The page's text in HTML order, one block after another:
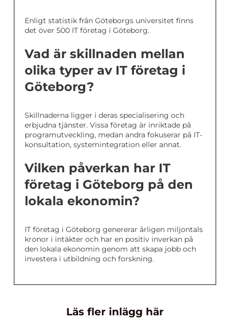
Enligt statistik från Göteborgs universitet finns
det över 500 IT företag i Göteborg.
Vad är skillnaden mellan
olika typer av IT företag i
Göteborg?
Skillnaderna ligger i deras specialisering och
erbjudna tjänster. Vissa företag är inriktade på
programutveckling, medan andra fokuserar på IT-
konsultation, systemintegration eller annat.
Vilken påverkan har IT
företag i Göteborg på den
lokala ekonomin?
IT företag i Göteborg genererar årligen miljontals
kronor i intäkter och har en positiv inverkan på
den lokala ekonomin genom att skapa jobb och
investera i utbildning och forskning.
Läs fler inlägg här